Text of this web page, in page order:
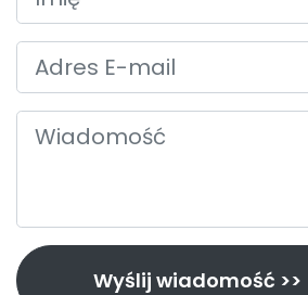
Wyślij wiadomość >>